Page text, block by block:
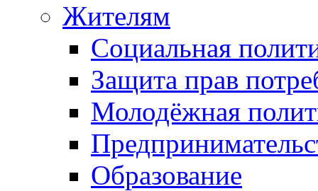
Жителям
Социальная
Защита прав
Молодёжная
Образование